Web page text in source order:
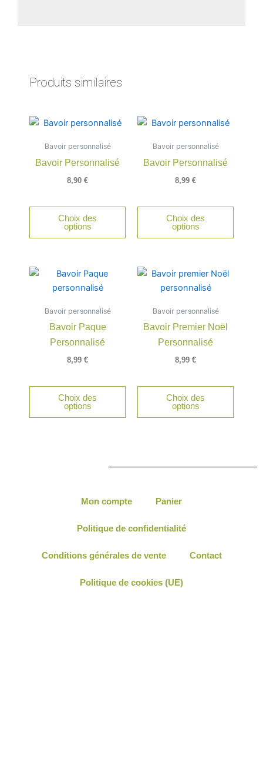
Produits similaires
Bavoir personnalisé
Bavoir Personnalisé
8,90 €
Choix des
options
plusieurs
options
être
Bavoir personnalisé
Bavoir Personnalisé
8,99 €
Choix des
options
Bavoir personnalisé
Bavoir Paque
Personnalisé
8,99 €
Choix des
options
Bavoir personnalisé
Bavoir Premier Noël
Personnalisé
8,99 €
Choix des
options
Mon compte Panier
Politique de confidentialité
Conditions générales de vente Contact
Politique de cookies (UE)